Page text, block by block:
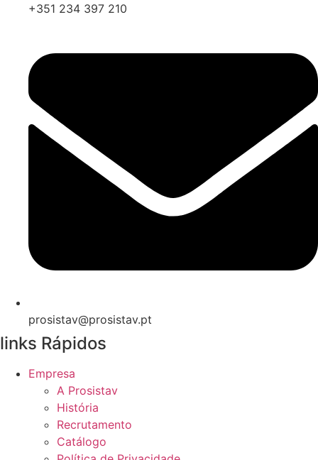
+351 234 397 210
prosistav@prosistav.pt
links Rápidos
Empresa
A Prosistav
História
Recrutamento
Catálogo